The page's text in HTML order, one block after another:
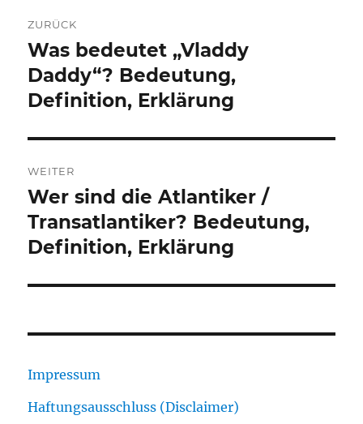
ZURÜCK
Vorheriger
Beitrag:
Was bedeutet „Vladdy
Daddy“? Bedeutung,
Definition, Erklärung
WEITER
Nächster
Beitrag:
Wer sind die Atlantiker /
Transatlantiker? Bedeutung,
Definition, Erklärung
Impressum
Haftungsausschluss (Disclaimer)